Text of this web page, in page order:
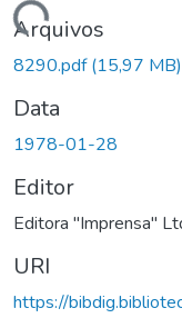
Arquivos
8290.pdf(15,97 MB)
Data
1978-01-28
Editor
Editora "Imprensa"
URI
https://